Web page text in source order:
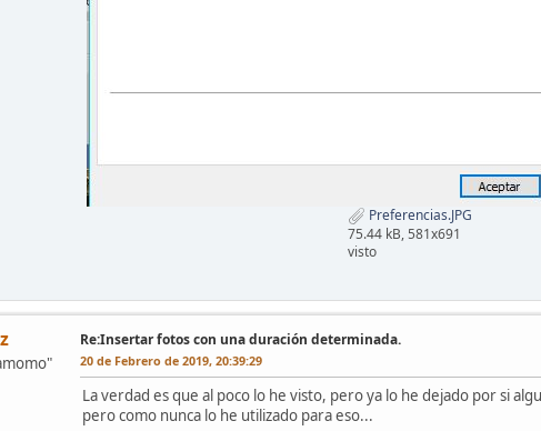
Preferencias.JPG
75.44 kB, 581x691
visto
Re:Insertar fotos con una duración determinada.
20 de Febrero de 2019, 20:39:29
La verdad es que al poco lo he visto, pero ya lo he dejado por si
pero como nunca lo he utilizado para eso...